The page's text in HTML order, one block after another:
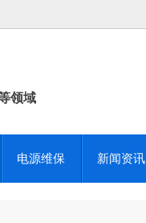
领域
电源维保 新闻资讯